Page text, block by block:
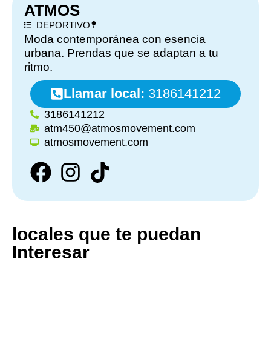
ATMOS
DEPORTIVO
Moda contemporánea con esencia
urbana. Prendas que se adaptan a tu
ritmo.
Llamar local: 3186141212
3186141212
atm450@atmosmovement.com
atmosmovement.com
locales que te puedan
Interesar